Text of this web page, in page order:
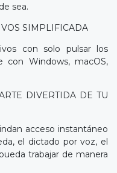
sea.
SIMPLIFICADA
con solo pulsar los
con Windows, macOS,
DIVERTIDA DE TU
acceso instantáneo
el dictado por voz, el
trabajar de manera